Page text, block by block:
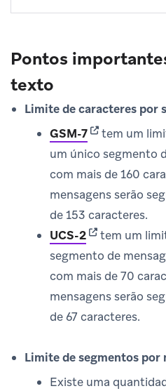
Pontos
texto
Limite de caracteres por
GSM-7(opens in new
tem um
um único segmento
com mais de 160
mensagens serão
de 153 caracteres.
UCS-2(opens in new
tem um
segmento de
com mais de 70
mensagens serão
de 67 caracteres.
Limite de segmentos por
Existe uma